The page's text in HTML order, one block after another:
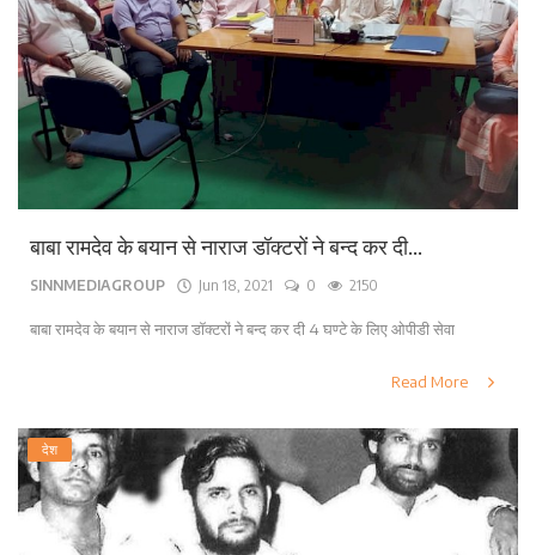
बाबा रामदेव के बयान से नाराज डॉक्टरों ने बन्द कर दी...
SINNMEDIAGROUP Jun 18, 2021 0 2150
बाबा रामदेव के बयान से नाराज डॉक्टरों ने बन्द कर दी 4 घण्टे के लिए ओपीडी सेवा
Read More
देश